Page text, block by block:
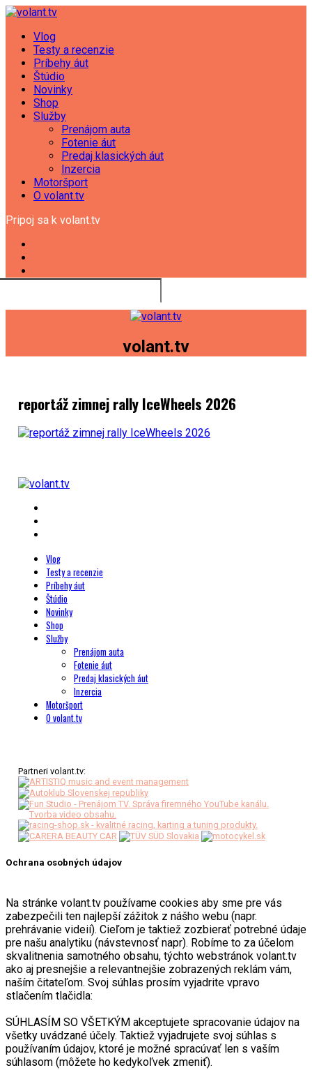
Vlog
Testy a recenzie
Príbehy áut
Štúdio
Novinky
Shop
Služby
Prenájom auta
Fotenie áut
Predaj klasických áut
Inzercia
Motoršport
O volant.tv
Pripoj sa k volant.tv
volant.tv
reportáž zimnej rally IceWheels 2026
Vlog
Testy a recenzie
Príbehy áut
Štúdio
Novinky
Shop
Služby
Prenájom auta
Fotenie áut
Predaj klasických áut
Inzercia
Motoršport
O volant.tv
Partneri volant.tv:
Ochrana osobných údajov
Na stránke volant.tv používame cookies aby sme pre vás
zabezpečili ten najlepší zážitok z nášho webu (napr.
prehrávanie videií). Cieľom je taktiež zozbierať potrebné údaje
pre našu analytiku (návstevnosť napr). Robíme to za účelom
skvalitnenia samotného obsahu, týchto webstránok volant.tv
ako aj presnejšie a relevantnejšie zobrazených reklám vám,
naším čitateľom. Svoj súhlas prosím vyjadrite vpravo
stlačením tlačidla:
SÚHLASÍM SO VŠETKÝM akceptujete spracovanie údajov na
všetky uvádzané účely. Taktiež vyjadrujete svoj súhlas s
používaním údajov, ktoré je možné spracúvať len s vaším
súhlasom (môžete ho kedykoľvek zmeniť).